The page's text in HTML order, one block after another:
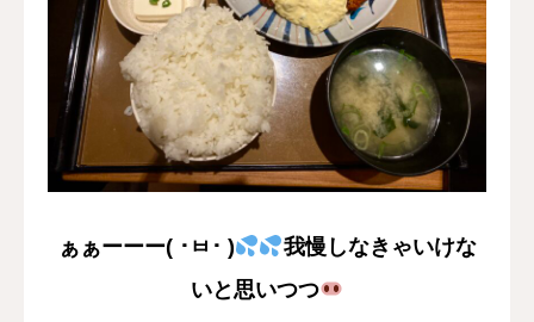
ぁぁーーー( ･ㅂ･ )
我慢しなきゃいけな
いと思いつつ